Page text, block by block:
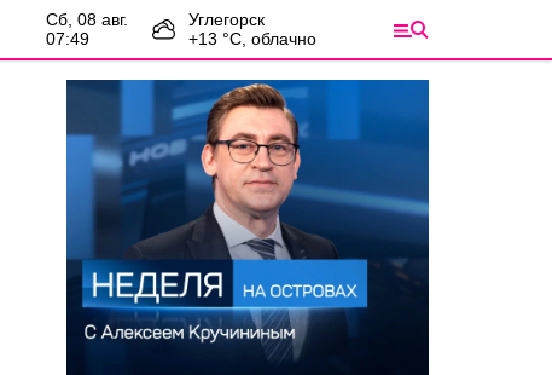
сб, 08 авг.
07:49
Углегорск
+13 °С, облачно